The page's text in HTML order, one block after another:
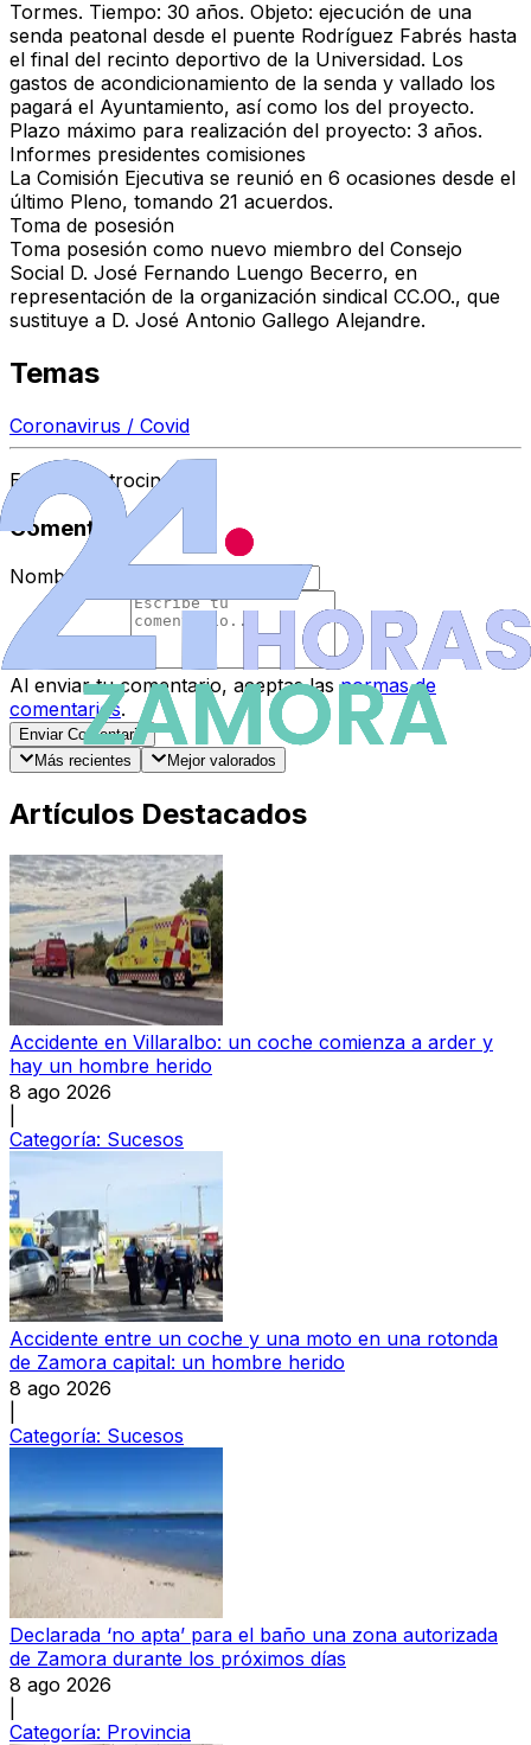
Tormes. Tiempo: 30 años. Objeto: ejecución de una
senda peatonal desde el puente Rodríguez Fabrés hasta
el final del recinto deportivo de la Universidad. Los
gastos de acondicionamiento de la senda y vallado los
pagará el Ayuntamiento, así como los del proyecto.
Plazo máximo para realización del proyecto: 3 años.
Informes presidentes comisiones
La Comisión Ejecutiva se reunió en 6 ocasiones desde el
último Pleno, tomando 21 acuerdos.
Toma de posesión
Toma posesión como nuevo miembro del Consejo
Social D. José Fernando Luengo Becerro, en
representación de la organización sindical CC.OO., que
sustituye a D. José Antonio Gallego Alejandre.
Temas
Coronavirus / Covid
Espacio Patrocinado
Comentarios
Nombre
Al enviar tu comentario, aceptas las normas de
comentarios.
Enviar Comentario
Más recientes
Mejor valorados
Artículos Destacados
Accidente en Villaralbo: un coche comienza a arder y
hay un hombre herido
8 ago 2026
Categoría: Sucesos
Accidente entre un coche y una moto en una rotonda
de Zamora capital: un hombre herido
8 ago 2026
Categoría: Sucesos
Declarada ‘no apta’ para el baño una zona autorizada
de Zamora durante los próximos días
8 ago 2026
Categoría: Provincia